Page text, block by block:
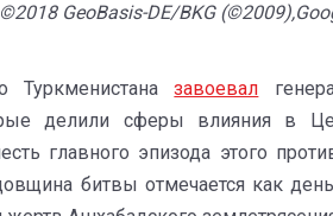
GeoBasis-DE/BKG
Туркменистаназавоевал
делили сферы влияния в
главного эпизода этого
битвы отмечается как